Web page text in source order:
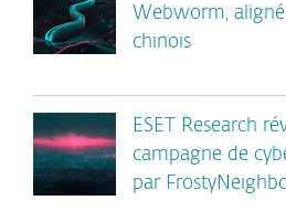
Webworm,
chinois
ESET Research
campagne de
par